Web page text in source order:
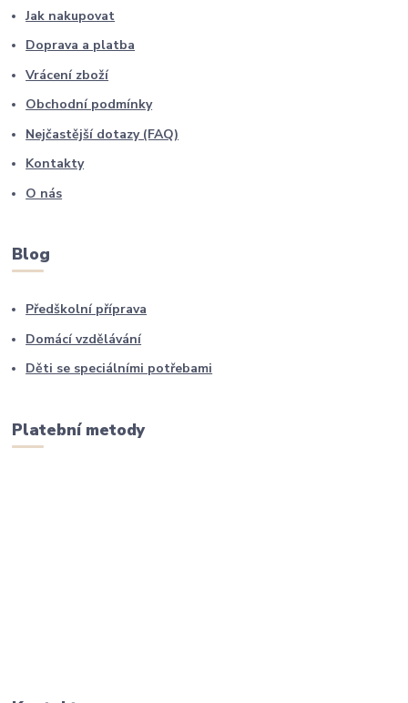
Jak nakupovat
Doprava a platba
Vrácení zboží
Obchodní podmínky
Nejčastější dotazy (FAQ)
Kontakty
O nás
Blog
Předškolní příprava
Domácí vzdělávání
Děti se speciálními potřebami
Platební metody